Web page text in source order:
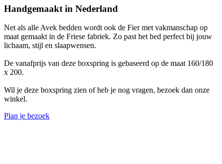
Handgemaakt in Nederland
Net als alle Avek bedden wordt ook de Fier met vakmanschap op
maat gemaakt in de Friese fabriek. Zo past het bed perfect bij jouw
lichaam, stijl en slaapwensen.
De vanafprijs van deze boxspring is gebaseerd op de maat 160/180
x 200.
Wil je deze boxspring zien of heb je nog vragen, bezoek dan onze
winkel.
Plan je bezoek